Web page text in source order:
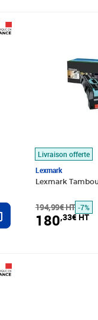
Ajouter au panier
Livraison offerte
Lexmark
Lexmark
194,99€ HT -7%
180,33€ HT